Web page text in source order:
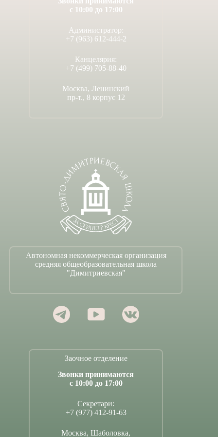
с 10:00 до 17:00
Администратор:
+7 (963) 612-444-2
Канцелярия:
+7 (499) 705-88-40
Москва, Ленинский
пр-т., 8 корпус 12
Автономная некоммерческая организация
средняя общеобразовательная школа
"Димитриевская"
Заочное отделение
Звонки принимаются
с 10:00 до 17:00
Секретари:
+7 (977) 412-91-63
Москва, Шаболовка,